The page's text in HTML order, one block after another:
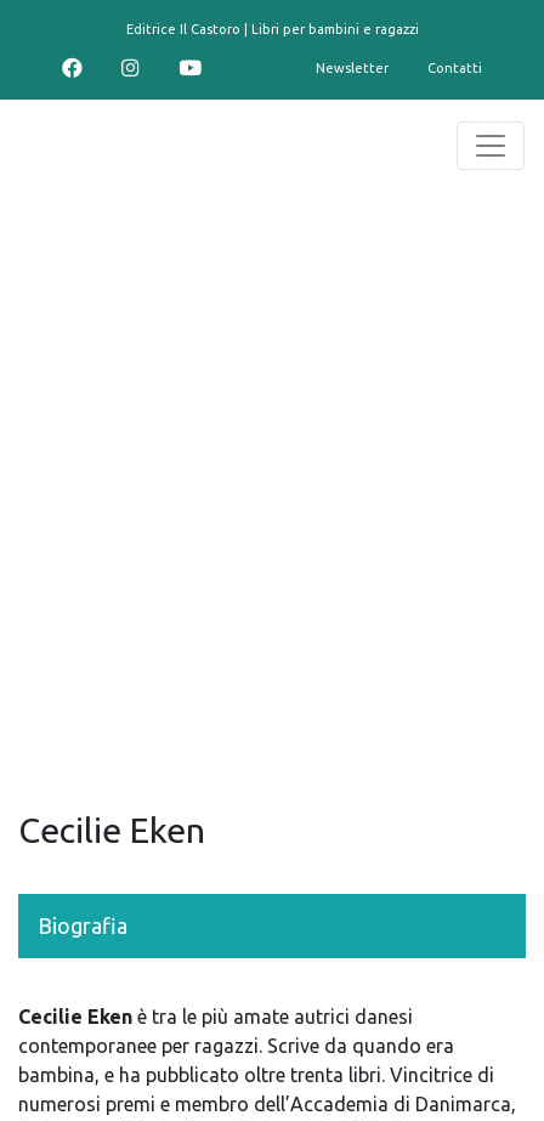
Editrice Il Castoro | Libri per bambini e ragazzi
Newsletter Contatti
Cecilie Eken
Biografia
Cecilie Eken è tra le più amate autrici danesi
contemporanee per ragazzi. Scrive da quando era
bambina, e ha pubblicato oltre trenta libri. Vincitrice di
numerosi premi e membro dell’Accademia di Danimarca,